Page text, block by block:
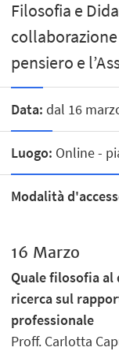
Filosofia e
collaborazione
pensiero e
Data: dal 16
Luogo: Online -
Modalità
16 Marzo
Quale filosofia al
ricerca sul
professionale
Proff. Carlotta